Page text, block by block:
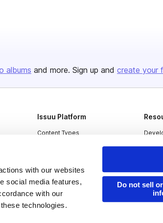
with our websites
social media features,
with our
technologies.
Do not sell
albums and more. Sign up and create your
Issuu Platform
Content Types
Industries